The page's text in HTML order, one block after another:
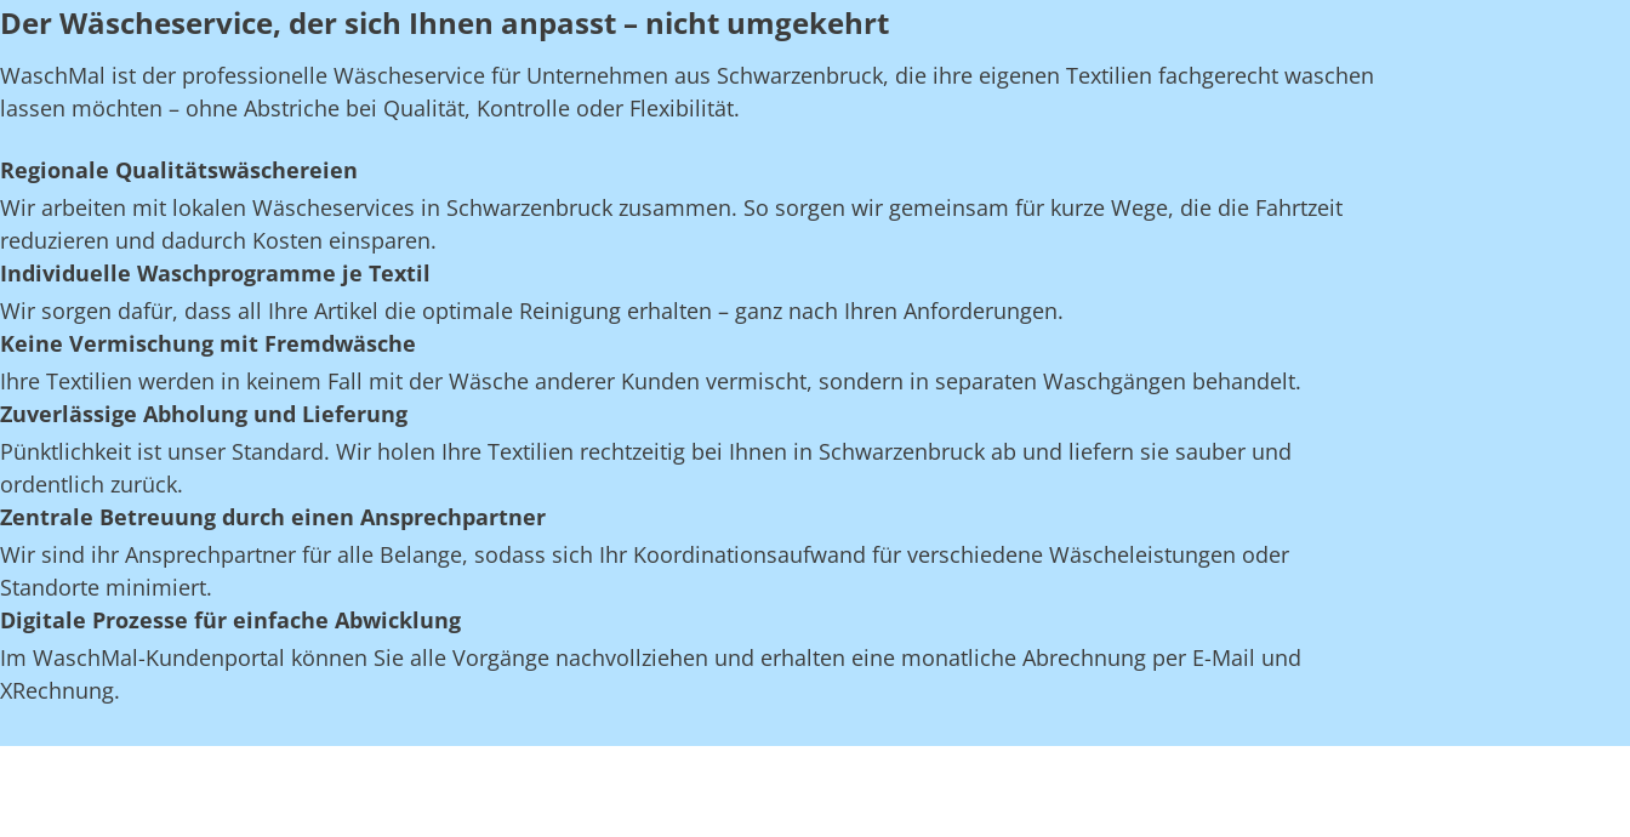
Der Wäscheservice, der sich Ihnen anpasst – nicht umgekehrt
WaschMal ist der professionelle Wäscheservice für Unternehmen aus Schwarzenbruck, die ihre eigenen Textilien fachgerecht waschen
lassen möchten – ohne Abstriche bei Qualität, Kontrolle oder Flexibilität.
Regionale Qualitätswäschereien
Wir arbeiten mit lokalen Wäscheservices in Schwarzenbruck zusammen. So sorgen wir gemeinsam für kurze Wege, die die Fahrtzeit
reduzieren und dadurch Kosten einsparen.
Individuelle Waschprogramme je Textil
Wir sorgen dafür, dass all Ihre Artikel die optimale Reinigung erhalten – ganz nach Ihren Anforderungen.
Keine Vermischung mit Fremdwäsche
Ihre Textilien werden in keinem Fall mit der Wäsche anderer Kunden vermischt, sondern in separaten Waschgängen behandelt.
Zuverlässige Abholung und Lieferung
Pünktlichkeit ist unser Standard. Wir holen Ihre Textilien rechtzeitig bei Ihnen in Schwarzenbruck ab und liefern sie sauber und
ordentlich zurück.
Zentrale Betreuung durch einen Ansprechpartner
Wir sind ihr Ansprechpartner für alle Belange, sodass sich Ihr Koordinationsaufwand für verschiedene Wäscheleistungen oder
Standorte minimiert.
Digitale Prozesse für einfache Abwicklung
Im WaschMal-Kundenportal können Sie alle Vorgänge nachvollziehen und erhalten eine monatliche Abrechnung per E-Mail und
XRechnung.